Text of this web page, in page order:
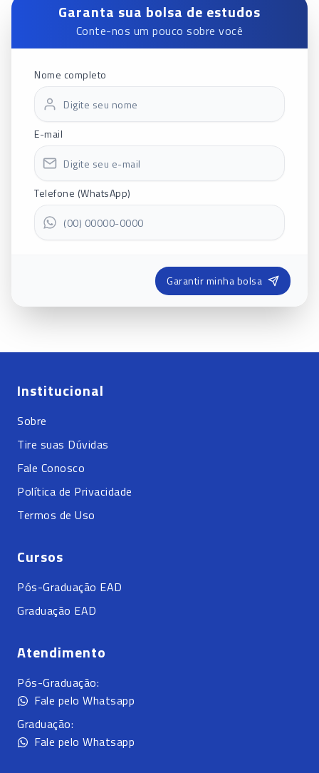
Garanta sua bolsa de estudos
Conte-nos um pouco sobre você
Nome completo
E-mail
Telefone (WhatsApp)
Garantir minha bolsa
Institucional
Sobre
Tire suas Dúvidas
Fale Conosco
Política de Privacidade
Termos de Uso
Cursos
Pós-Graduação EAD
Graduação EAD
Atendimento
Pós-Graduação:
Fale pelo Whatsapp
Graduação:
Fale pelo Whatsapp